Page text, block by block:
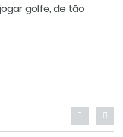
golfe, de tão